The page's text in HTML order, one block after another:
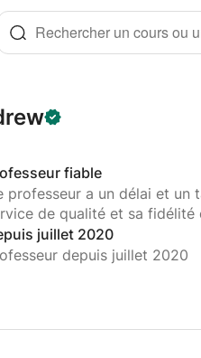
Rechercher un cours ou
fiable
professeur a un délai et un
de qualité et sa fidélité
juillet 2020
depuis juillet 2020